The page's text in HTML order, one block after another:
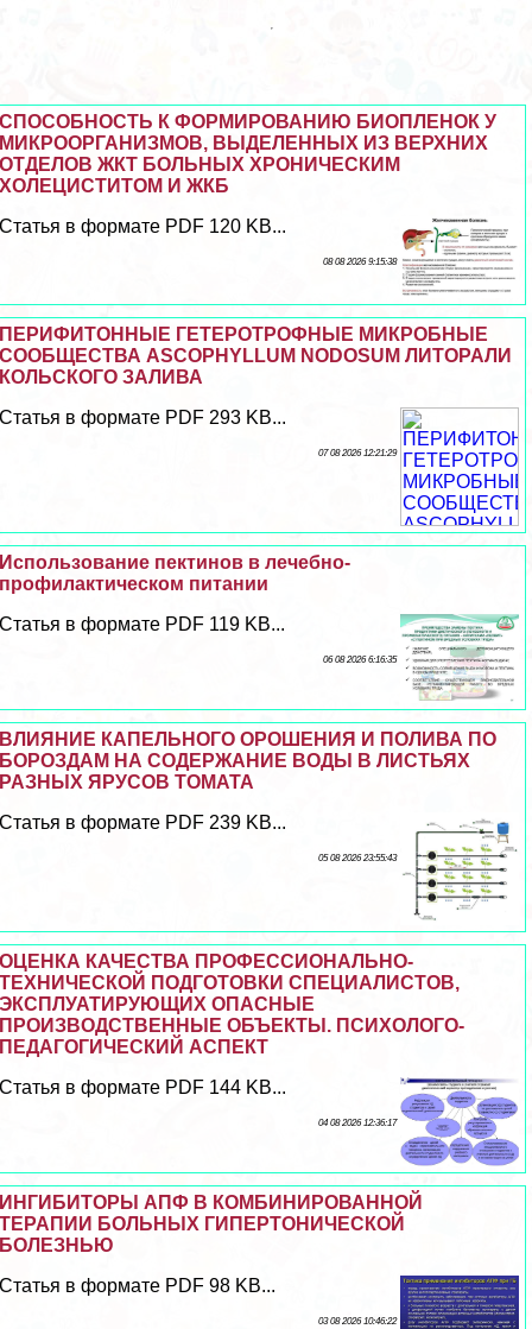
СПОСОБНОСТЬ К ФОРМИРОВАНИЮ БИОПЛЕНОК У
МИКРООРГАНИЗМОВ, ВЫДЕЛЕННЫХ ИЗ ВЕРХНИХ
ОТДЕЛОВ ЖКТ БОЛЬНЫХ ХРОНИЧЕСКИМ
ХОЛЕЦИСТИТОМ И ЖКБ
Статья в формате PDF 120 KB...
08 08 2026 9:15:38
ПЕРИФИТОННЫЕ ГЕТЕРОТРОФНЫЕ МИКРОБНЫЕ
СООБЩЕСТВА ASCOPHYLLUM NODOSUM ЛИТОРАЛИ
КОЛЬСКОГО ЗАЛИВА
Статья в формате PDF 293 KB...
07 08 2026 12:21:29
Использование пектинов в лечебно-
профилактическом питании
Статья в формате PDF 119 KB...
06 08 2026 6:16:35
ВЛИЯНИЕ КАПЕЛЬНОГО ОРОШЕНИЯ И ПОЛИВА ПО
БОРОЗДАМ НА СОДЕРЖАНИЕ ВОДЫ В ЛИСТЬЯХ
РАЗНЫХ ЯРУСОВ ТОМАТА
Статья в формате PDF 239 KB...
05 08 2026 23:55:43
ОЦЕНКА КАЧЕСТВА ПРОФЕССИОНАЛЬНО-
ТЕХНИЧЕСКОЙ ПОДГОТОВКИ СПЕЦИАЛИСТОВ,
ЭКСПЛУАТИРУЮЩИХ ОПАСНЫЕ
ПРОИЗВОДСТВЕННЫЕ ОБЪЕКТЫ. ПСИХОЛОГО-
ПЕДАГОГИЧЕСКИЙ АСПЕКТ
Статья в формате PDF 144 KB...
04 08 2026 12:36:17
ИНГИБИТОРЫ АПФ В КОМБИНИРОВАННОЙ
ТЕРАПИИ БОЛЬНЫХ ГИПЕРТОНИЧЕСКОЙ
БОЛЕЗНЬЮ
Статья в формате PDF 98 KB...
03 08 2026 10:46:22